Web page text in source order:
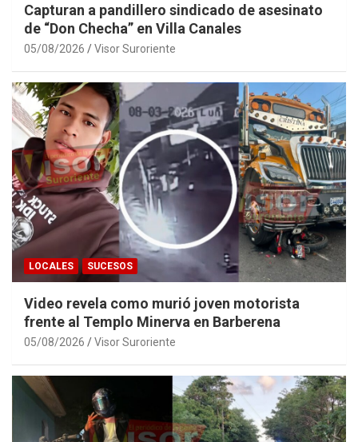
Capturan a pandillero sindicado de asesinato
de “Don Checha” en Villa Canales
05/08/2026 Visor Suroriente
LOCALES SUCESOS
Video revela como murió joven motorista
frente al Templo Minerva en Barberena
05/08/2026 Visor Suroriente